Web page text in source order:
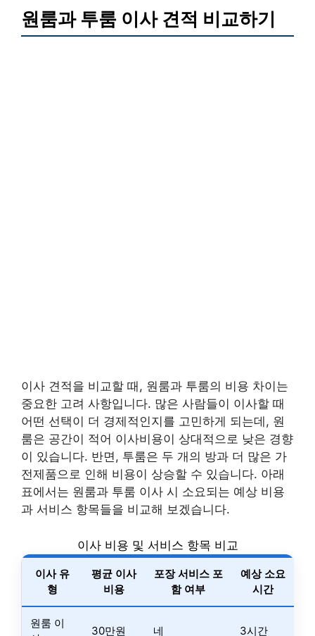
원룸과 투룸 이사 견적 비교하기
이사 견적을 비교할 때, 원룸과 투룸의 비용 차이는
중요한 고려 사항입니다. 많은 사람들이 이사할 때
어떤 선택이 더 경제적인지를 고민하게 되는데, 원
룸은 공간이 적어 이사비용이 상대적으로 낮은 경향
이 있습니다. 반면, 투룸은 두 개의 방과 더 많은 가
전제품으로 인해 비용이 상승할 수 있습니다. 아래
표에서는 원룸과 투룸 이사 시 소요되는 예상 비용
과 서비스 항목들을 비교해 보겠습니다.
이사 비용 및 서비스 항목 비교
이사 유
형
평균 이사
비용
포장 서비스 포
함 여부
예상 소요
시간
원룸 이
30만원 네 3시간